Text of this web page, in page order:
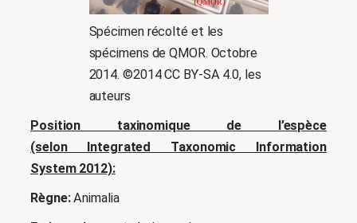
Spécimen récolté et les
spécimens de QMOR. Octobre
2014. ©2014 CC BY-SA 4.0, les
auteurs
Position taxinomique de l’espèce
(selon Integrated Taxonomic Information
System 2012):
Règne:Animalia